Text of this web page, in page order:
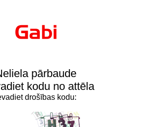
pārbaude
kodu no attēla
drošības kodu: